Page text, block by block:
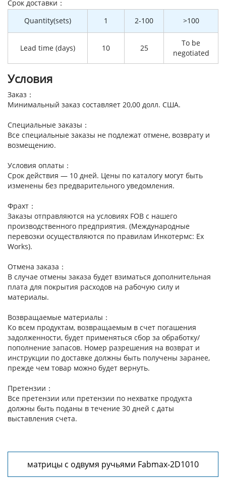
Cрок доставки：
Quantity(sets)
1 2-100 >100
Lead time (days) 10 25
To be
negotiated
Условия
Заказ：
Минимальный заказ составляет 20,00 долл. США.
Специальные заказы：
Все специальные заказы не подлежат отмене, возврату и
возмещению.
Условия оплаты：
Срок действия — 10 дней. Цены по каталогу могут быть
изменены без предварительного уведомления.
Фрахт：
Заказы отправляются на условиях FOB с нашего
производственного предприятия. (Международные
перевозки осуществляются по правилам Инкотермс: Ex
Works).
Отмена заказа：
В случае отмены заказа будет взиматься дополнительная
плата для покрытия расходов на рабочую силу и
материалы.
Возвращаемые материалы：
Ко всем продуктам, возвращаемым в счет погашения
задолженности, будет применяться сбор за обработку/
пополнение запасов. Номер разрешения на возврат и
инструкции по доставке должны быть получены заранее,
прежде чем товар можно будет вернуть.
Претензии：
Все претензии или претензии по нехватке продукта
должны быть поданы в течение 30 дней с даты
выставления счета.
матрицы с одвумя ручьями Fabmax-2D1010